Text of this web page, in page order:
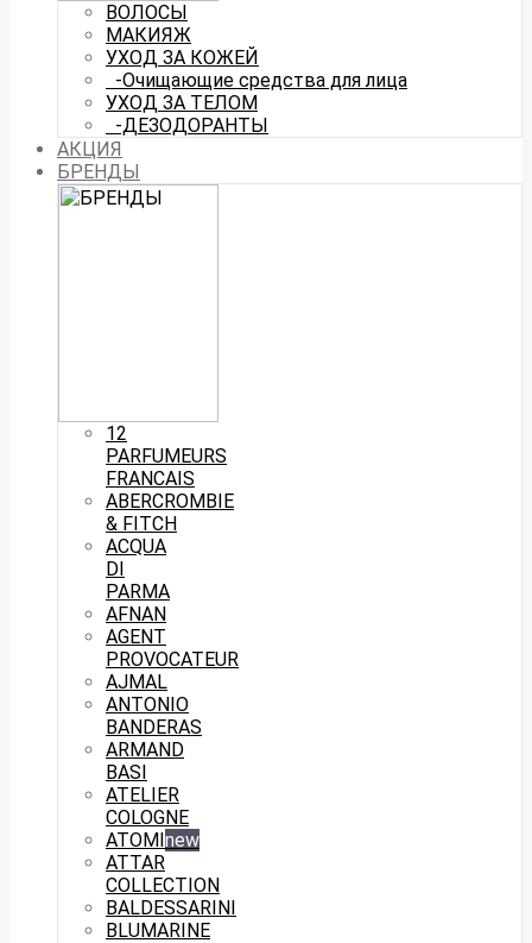
ВОЛОСЫ
МАКИЯЖ
УХОД ЗА КОЖЕЙ
-Очищающие средства для лица
УХОД ЗА ТЕЛОМ
-ДЕЗОДОРАНТЫ
АКЦИЯ
БРЕНДЫ
12
PARFUMEURS
FRANCAIS
ABERCROMBIE
& FITCH
ACQUA
DI
PARMA
AFNAN
AGENT
PROVOCATEUR
AJMAL
ANTONIO
BANDERAS
ARMAND
BASI
ATELIER
COLOGNE
ATOMI new
ATTAR
COLLECTION
BALDESSARINI
BLUMARINE